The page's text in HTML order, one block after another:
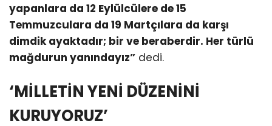
yapanlara da 12 Eylülcülere de 15
Temmuzculara da 19 Martçılara da karşı
dimdik ayaktadır; bir ve beraberdir. Her türlü
mağdurun yanındayız” dedi.
‘MİLLETİN YENİ DÜZENİNİ
KURUYORUZ’